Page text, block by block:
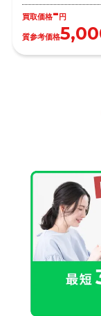
買取価格- 円
質参考価格